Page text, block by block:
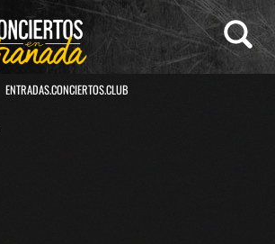
ENTRADAS.CONCIERTOS.CLUB